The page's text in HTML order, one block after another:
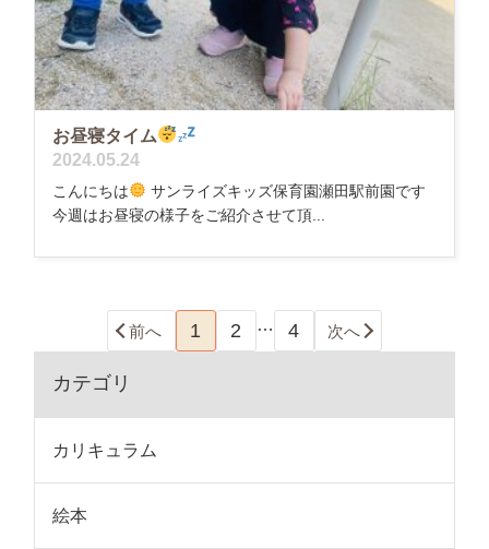
お昼寝タイム
2024.05.24
こんにちは
サンライズキッズ保育園瀬田駅前園です
今週はお昼寝の様子をご紹介させて頂...
前へ 1 2 … 4 次へ
カテゴリ
カリキュラム
絵本